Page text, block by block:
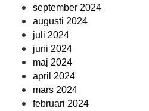
september 2024
augusti 2024
juli 2024
juni 2024
maj 2024
april 2024
mars 2024
februari 2024